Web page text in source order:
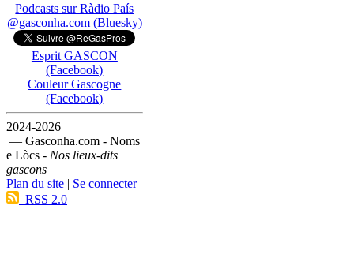
Podcasts sur Ràdio País
@gasconha.com (Bluesky)
Esprit GASCON
(Facebook)
Couleur Gascogne
(Facebook)
2024-2026
— Gasconha.com - Noms
e Lòcs - Nos lieux-dits
gascons
Plan du site | Se connecter|
RSS 2.0